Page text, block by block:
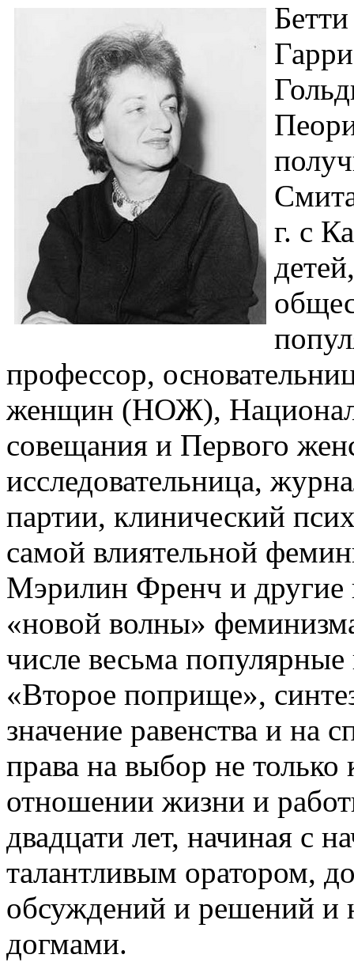
г. с
профессор,
женщин (НОЖ),
совещания и Первого
исследовательница,
партии, клинический
самой влиятельной
Мэрилин Френч и другие
«новой волны»
числе весьма
«Второе поприще»,
значение равенства и
права на выбор не только
отношении жизни и
двадцати лет, начиная с
талантливым оратором,
обсуждений и решений и
догмами.